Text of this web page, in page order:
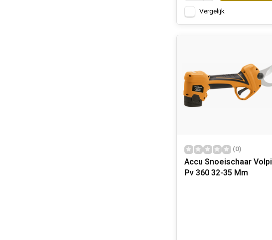
Vergelijk
(0)
Accu Snoeischaar Volpi
Pv 360 32-35 Mm